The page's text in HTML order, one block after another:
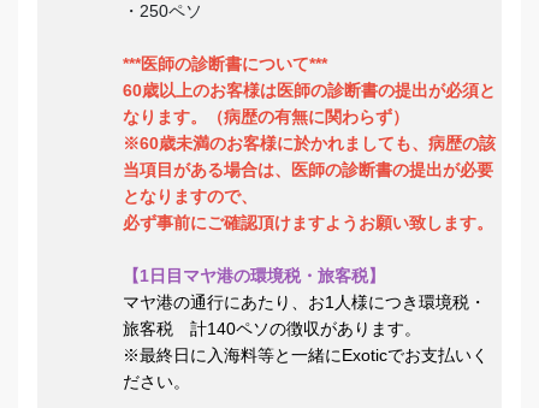
・250ペソ
***医師の診断書について***
60歳以上のお客様は医師の診断書の提出が必須と
なります。（病歴の有無に関わらず）
※60歳未満のお客様に於かれましても、病歴の該
当項目がある場合は、医師の診断書の提出が必要
となりますので、
必ず事前にご確認頂けますようお願い致します。
【1日目マヤ港の環境税・旅客税】
マヤ港の通行にあたり、お1人様につき環境税・
旅客税 計140ペソの徴収があります。
※最終日に入海料等と一緒にExoticでお支払いく
ださい。